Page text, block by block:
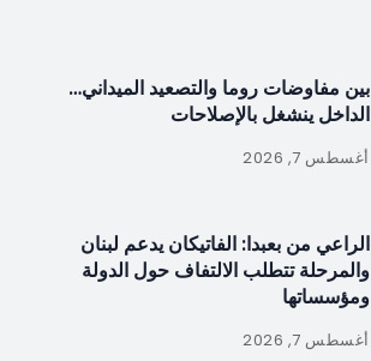
بين مفاوضات روما والتصعيد الميداني…
الداخل ينشغل بالإصلاحات
أغسطس 7, 2026
الراعي من بعبدا: الفاتيكان يدعم لبنان
والمرحلة تتطلب الالتفاف حول الدولة
ومؤسساتها
أغسطس 7, 2026